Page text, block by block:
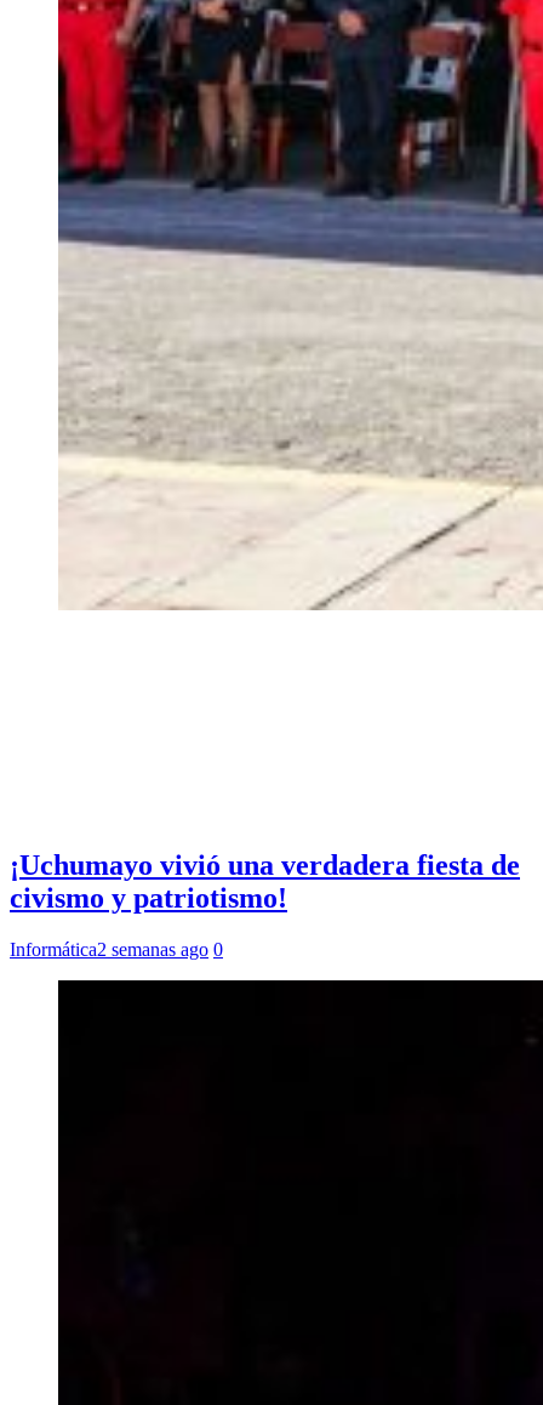
¡Uchumayo vivió una verdadera fiesta de
civismo y patriotismo!
Informática2 semanas ago 0